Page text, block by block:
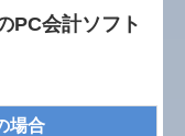
PC会計ソフト
場合